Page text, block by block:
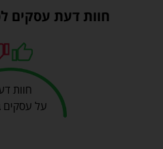
חוות דעת עסקים
חוות
על עסקים